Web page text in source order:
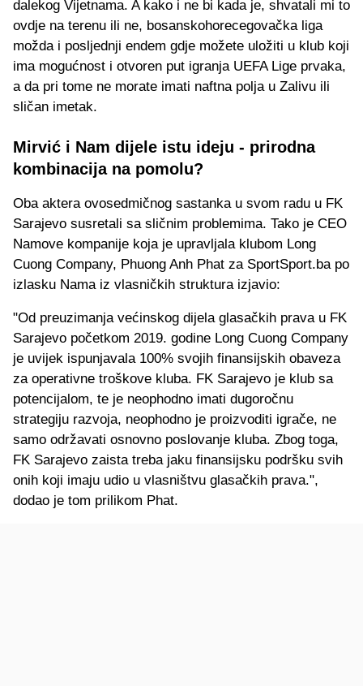
dalekog Vijetnama. A kako i ne bi kada je, shvatali mi to
ovdje na terenu ili ne, bosanskohorecegovačka liga
možda i posljednji endem gdje možete uložiti u klub koji
ima mogućnost i otvoren put igranja UEFA Lige prvaka,
a da pri tome ne morate imati naftna polja u Zalivu ili
sličan imetak.
Mirvić i Nam dijele istu ideju - prirodna
kombinacija na pomolu?
Oba aktera ovosedmičnog sastanka u svom radu u FK
Sarajevo susretali sa sličnim problemima. Tako je CEO
Namove kompanije koja je upravljala klubom Long
Cuong Company, Phuong Anh Phat za SportSport.ba po
izlasku Nama iz vlasničkih struktura izjavio:
"Od preuzimanja većinskog dijela glasačkih prava u FK
Sarajevo početkom 2019. godine Long Cuong Company
je uvijek ispunjavala 100% svojih finansijskih obaveza
za operativne troškove kluba. FK Sarajevo je klub sa
potencijalom, te je neophodno imati dugoročnu
strategiju razvoja, neophodno je proizvoditi igrače, ne
samo održavati osnovno poslovanje kluba. Zbog toga,
FK Sarajevo zaista treba jaku finansijsku podršku svih
onih koji imaju udio u vlasništvu glasačkih prava.",
dodao je tom prilikom Phat.